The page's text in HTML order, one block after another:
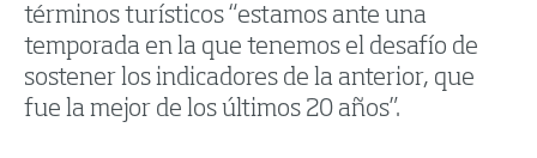
términos turísticos “estamos ante una
temporada en la que tenemos el desafío de
sostener los indicadores de la anterior, que
fue la mejor de los últimos 20 años”.